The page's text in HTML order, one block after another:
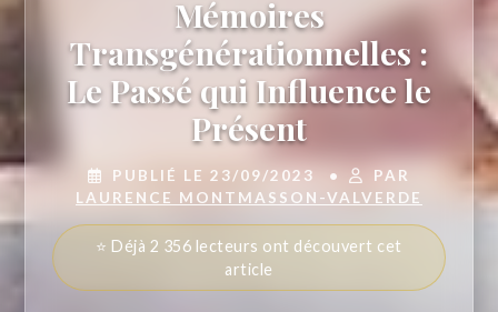
Mémoires
Transgénérationnelles :
Le Passé qui Influence le
Présent
PUBLIÉ LE 23/09/2023 •
PAR
LAURENCE MONTMASSON-VALVERDE
⭐ Déjà 2 356 lecteurs ont découvert cet
article